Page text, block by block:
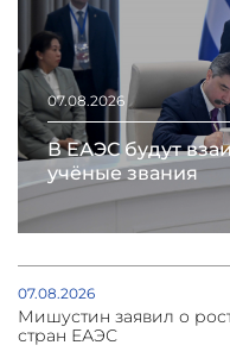
07.08.2026
В ЕАЭС будут
учёные звания
07.08.2026
Мишустин заявил о
стран ЕАЭС